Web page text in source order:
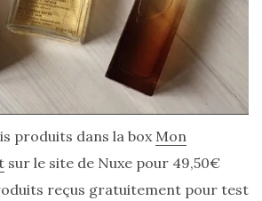
produits dans la box Mon
sur le site de Nuxe pour 49,50€
reçus gratuitement pour test